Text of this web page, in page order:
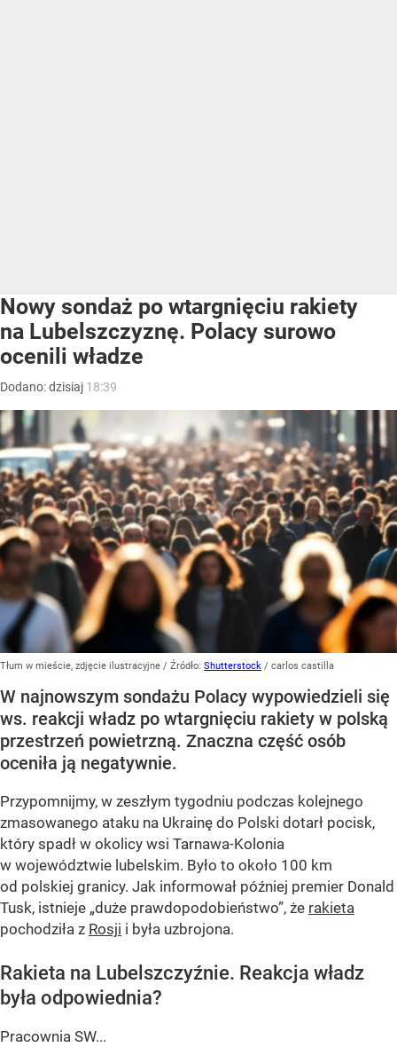
Nowy sondaż po wtargnięciu rakiety
na Lubelszczyznę. Polacy surowo
ocenili władze
Dodano:dzisiaj 18:39
Tłum w mieście, zdjęcie ilustracyjne / Źródło: Shutterstock / carlos castilla
W najnowszym sondażu Polacy wypowiedzieli się
ws. reakcji władz po wtargnięciu rakiety w polską
przestrzeń powietrzną. Znaczna część osób
oceniła ją negatywnie.
Przypomnijmy, w zeszłym tygodniu podczas kolejnego
zmasowanego ataku na Ukrainę do Polski dotarł pocisk,
który spadł w okolicy wsi Tarnawa-Kolonia
w województwie lubelskim. Było to około 100 km
od polskiej granicy. Jak informował później premier Donald
Tusk, istnieje „duże prawdopodobieństwo”, że rakieta
pochodziła z Rosji i była uzbrojona.
Rakieta na Lubelszczyźnie. Reakcja władz
była odpowiednia?
Pracownia SW...